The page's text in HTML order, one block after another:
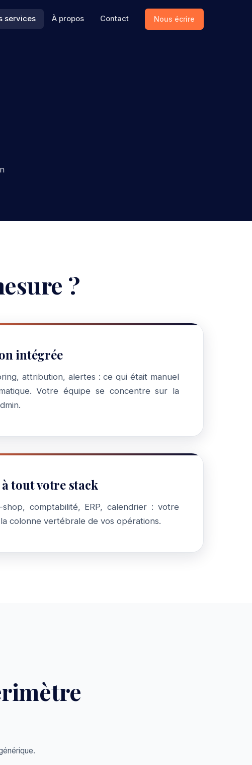
services À propos Contact Nous écrire
?
intégrée
attribution, alertes : ce qui était manuel
Votre équipe se concentre sur la
tout votre stack
shop, comptabilité, ERP, calendrier : votre
colonne vertébrale de vos opérations.